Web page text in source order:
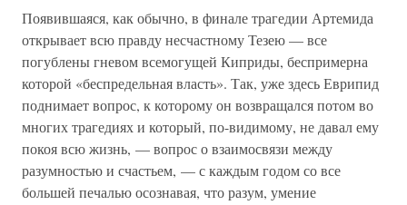
Появившаяся, как обычно, в финале трагедии Артемида
открывает всю правду несчастному Тезею — все
погублены гневом всемогущей Киприды, беспримерна
которой «беспредельная власть». Так, уже здесь Еврипид
поднимает вопрос, к которому он возвращался потом во
многих трагедиях и который, по-видимому, не давал ему
покоя всю жизнь, — вопрос о взаимосвязи между
разумностью и счастьем, — с каждым годом со все
большей печалью осознавая, что разум, умение